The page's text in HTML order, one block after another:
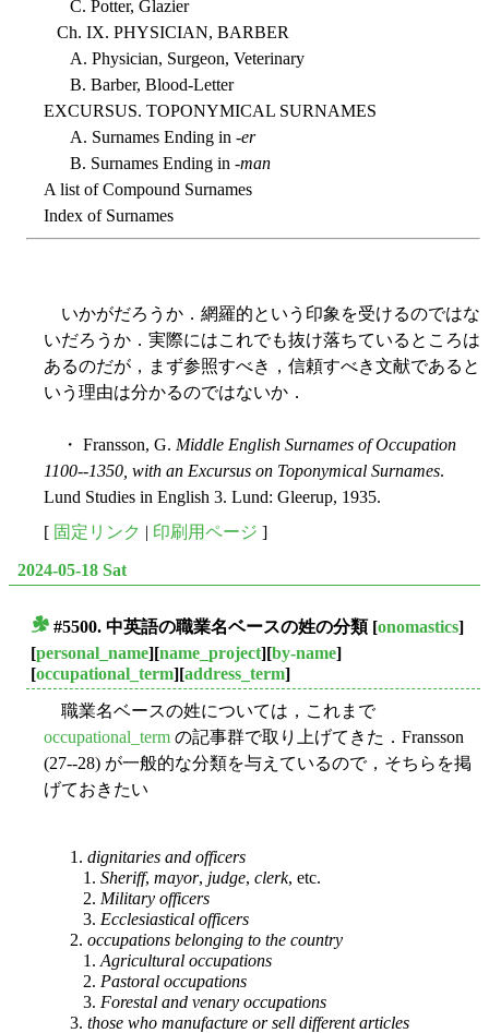
C. Potter, Glazier
Ch. IX. PHYSICIAN, BARBER
A. Physician, Surgeon, Veterinary
B. Barber, Blood-Letter
EXCURSUS. TOPONYMICAL SURNAMES
A. Surnames Ending in -er
B. Surnames Ending in -man
A list of Compound Surnames
Index of Surnames
いかがだろうか．網羅的という印象を受けるのではな
いだろうか．実際にはこれでも抜け落ちているところは
あるのだが，まず参照すべき，信頼すべき文献であると
いう理由は分かるのではないか．
・ Fransson, G. Middle English Surnames of Occupation
1100--1350, with an Excursus on Toponymical Surnames.
Lund Studies in English 3. Lund: Gleerup, 1935.
[ 固定リンク 印刷用ページ ]
2024-05-18 Sat
#5500. 中英語の職業名ベースの姓の分類[onomastics]
[personal_name][name_project][by-name]
[occupational_term][address_term]
職業名ベースの姓については，これまで
occupational_term の記事群で取り上げてきた．Fransson
(27--28) が一般的な分類を与えているので，そちらを掲
げておきたい
1. dignitaries and officers
1. Sheriff, mayor, judge, clerk, etc.
2. Military officers
3. Ecclesiastical officers
2. occupations belonging to the country
1. Agricultural occupations
2. Pastoral occupations
3. Forestal and venary occupations
3. those who manufacture or sell different articles